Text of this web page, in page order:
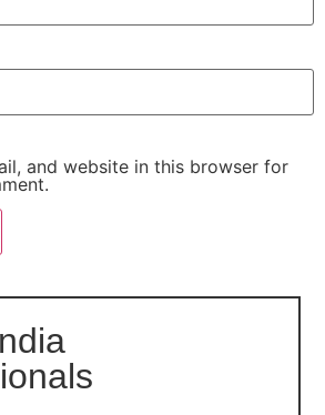
and website in this browser for